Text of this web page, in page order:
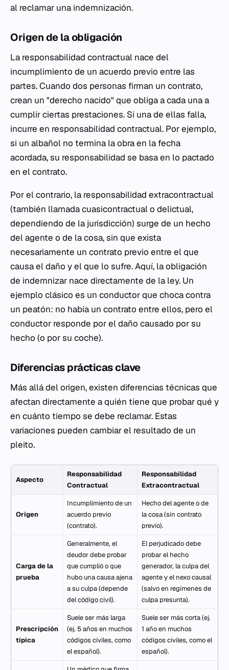
al reclamar una indemnización.
Origen de la obligación
La responsabilidad contractual nace del
incumplimiento de un acuerdo previo entre las
partes. Cuando dos personas firman un contrato,
crean un "derecho nacido" que obliga a cada una a
cumplir ciertas prestaciones. Si una de ellas falla,
incurre en responsabilidad contractual. Por ejemplo,
si un albañol no termina la obra en la fecha
acordada, su responsabilidad se basa en lo pactado
en el contrato.
Por el contrario, la responsabilidad extracontractual
(también llamada cuasicontractual o delictual,
dependiendo de la jurisdicción) surge de un hecho
del agente o de la cosa, sin que exista
necesariamente un contrato previo entre el que
causa el daño y el que lo sufre. Aquí, la obligación
de indemnizar nace directamente de la ley. Un
ejemplo clásico es un conductor que choca contra
un peatón: no había un contrato entre ellos, pero el
conductor responde por el daño causado por su
hecho (o por su coche).
Diferencias prácticas clave
Más allá del origen, existen diferencias técnicas que
afectan directamente a quién tiene que probar qué y
en cuánto tiempo se debe reclamar. Estas
variaciones pueden cambiar el resultado de un
pleito.
Aspecto
Responsabilidad
Contractual
Responsabilidad
Extracontractual
Origen
Incumplimiento de un
acuerdo previo
(contrato).
Hecho del agente o de
la cosa (sin contrato
previo).
Carga de la
prueba
Generalmente, el
deudor debe probar
que cumplió o que
hubo una causa ajena
a su culpa (depende
delcódigo civil).
El perjudicado debe
probar el hecho
generador, la culpa del
agente y el nexo causal
(salvo en regímenes de
culpa presunta).
Prescripción
típica
Suele ser más larga
(ej. 5 años en muchos
códigos civiles, como
el español).
Suele ser más corta (ej.
1 año en muchos
códigos civiles, como el
español).